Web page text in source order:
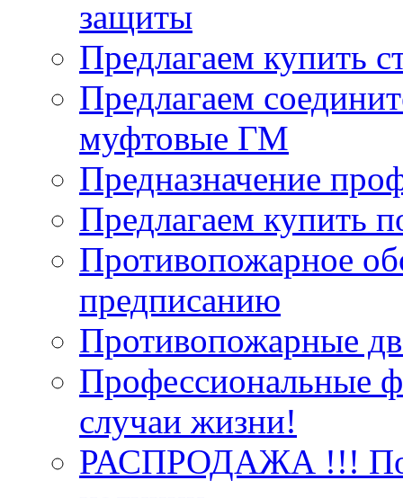
защиты
Предлагаем купить
Предлагаем
муфтовые ГМ
Предназначение
Предлагаем купить
Противопожарное
предписанию
Противопожарные
Профессиональные
случаи жизни!
РАСПРОДАЖА !!!